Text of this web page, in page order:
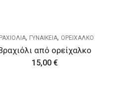
, ΓΥΝΑΙΚΕΙΑ, ΟΡΕΙΧΑΛΚΟ
από ορείχαλκο
15,00 €